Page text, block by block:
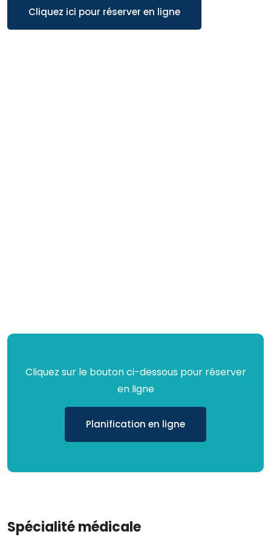
Cliquez ici pour réserver en ligne
Cliquez sur le bouton ci-dessous pour réserver
en ligne
Planification en ligne
Spécialité médicale